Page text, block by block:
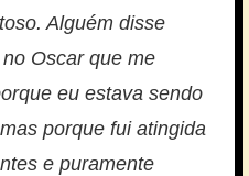
Alguém disse
Oscar que me
eu estava sendo
porque fui atingida
e puramente